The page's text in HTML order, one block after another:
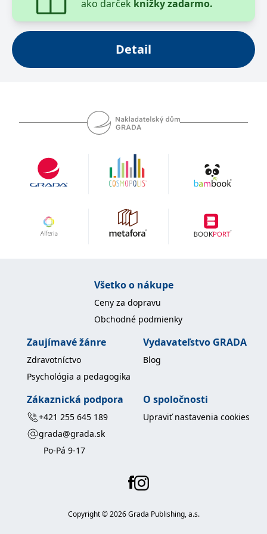
ako darček knižky zadarmo.
Detail
Všetko o nákupe
Ceny za dopravu
Obchodné podmienky
Zaujímavé žánre
Zdravotníctvo
Psychológia a pedagogika
Vydavateľstvo GRADA
Blog
Zákaznická podpora
+421 255 645 189
grada@grada.sk
Po-Pá 9-17
O spoločnosti
Upraviť nastavenia cookies
Copyright ©2026Grada Publishing, a.s.